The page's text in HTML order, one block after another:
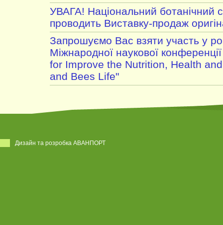
УВАГА! Національний ботанічний
проводить Виставку-продаж
Запрошуємо Вас взяти участь у
Міжнародної наукової
for Improve the Nutrition, Health
and Bees Life"
Дизайн та розробка АВАНПОРТ